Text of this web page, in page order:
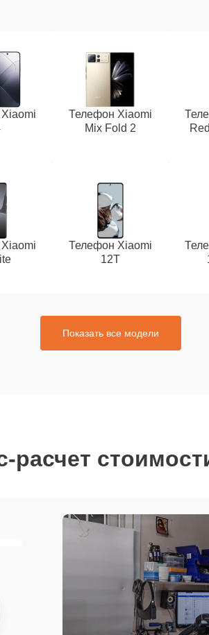
Телефон Xiaomi
Mix Fold 2
Телефон Xiaomi
12T
Показать все модели
расчет